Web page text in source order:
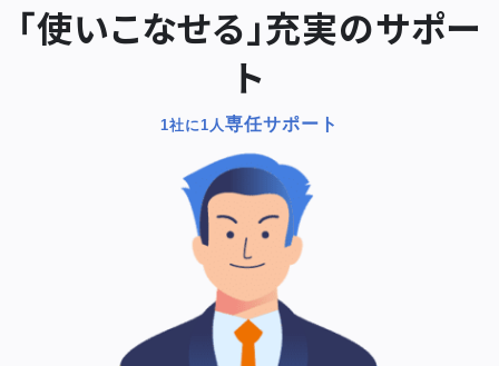
「使いこなせる」充実のサポー
ト
1社に1人専任サポート